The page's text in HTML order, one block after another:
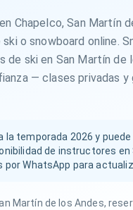
Chapelco, San Martín
o snowboard online.
ski en San Martín de
— clases privadas y
la temporada 2026 y puede
de instructores
WhatsApp para
Martín de los Andes,